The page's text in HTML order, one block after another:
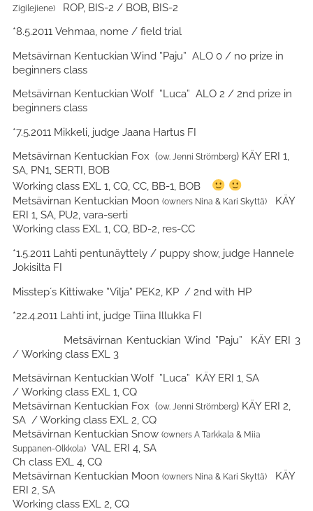
Zigilejiene)
ROP, BIS-2 / BOB, BIS-2
*8.5.2011 Vehmaa, nome / field trial
Metsävirnan Kentuckian Wind ”Paju” ALO 0 / no prize in
beginners class
Metsävirnan Kentuckian Wolf ”Luca” ALO 2 / 2nd prize in
beginners class
*7.5.2011 Mikkeli, judge Jaana Hartus FI
Metsävirnan Kentuckian Fox (ow. Jenni Strömberg) KÄY ERI 1,
SA, PN1, SERTI, BOB
Working class EXL 1, CQ, CC, BB-1, BOB
Metsävirnan Kentuckian Moon (owners Nina & Kari Skyttä)
KÄY
ERI 1, SA, PU2, vara-serti
Working class EXL 1, CQ, BD-2, res-CC
*1.5.2011 Lahti pentunäyttely / puppy show, judge Hannele
Jokisilta FI
Misstep´s Kittiwake ”Vilja” PEK2, KP / 2nd with HP
*22.4.2011 Lahti int, judge Tiina Illukka FI
Metsävirnan Kentuckian Wind ”Paju” KÄY ERI 3
/ Working class EXL 3
Metsävirnan Kentuckian Wolf ”Luca” KÄY ERI 1, SA
/ Working class EXL 1, CQ
Metsävirnan Kentuckian Fox (ow. Jenni Strömberg) KÄY ERI 2,
SA / Working class EXL 2, CQ
Metsävirnan Kentuckian Snow (owners A Tarkkala & Miia
Suppanen-Olkkola) VAL ERI 4, SA
Ch class EXL 4, CQ
Metsävirnan Kentuckian Moon (owners Nina & Kari Skyttä)
KÄY
ERI 2, SA
Working class EXL 2, CQ